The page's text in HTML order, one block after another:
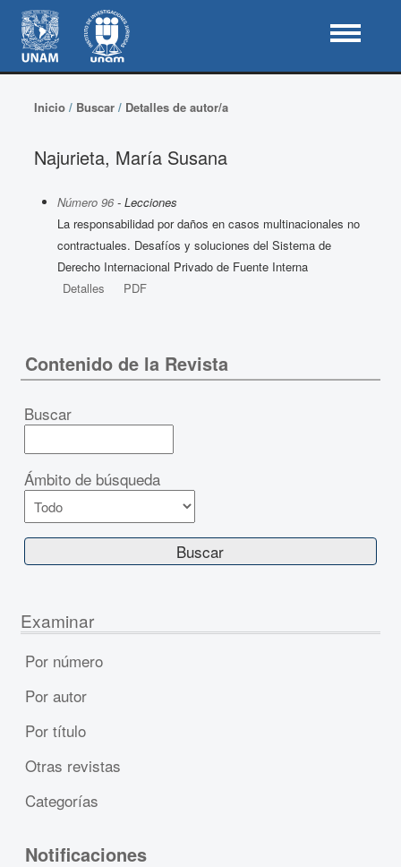
Inicio/ Buscar/ Detalles de autor/a
Najurieta, María Susana
Número 96- Lecciones
La responsabilidad por daños en casos multinacionales no
contractuales. Desafíos y soluciones del Sistema de
Derecho Internacional Privado de Fuente Interna
Detalles
PDF
Contenido de la Revista
Buscar
Ámbito de búsqueda
Examinar
Por número
Por autor
Por título
Otras revistas
Categorías
Notificaciones